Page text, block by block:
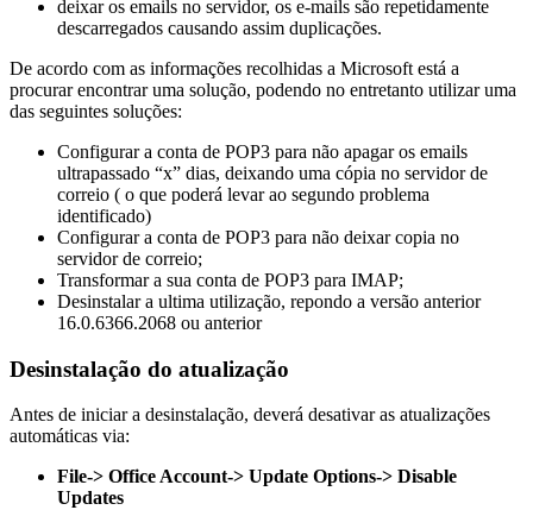
deixar os emails no servidor, os e-mails são repetidamente
descarregados causando assim duplicações.
De acordo com as informações recolhidas a Microsoft está a
procurar encontrar uma solução, podendo no entretanto utilizar uma
das seguintes soluções:
Configurar a conta de POP3 para não apagar os emails
ultrapassado “x” dias, deixando uma cópia no servidor de
correio ( o que poderá levar ao segundo problema
identificado)
Configurar a conta de POP3 para não deixar copia no
servidor de correio;
Transformar a sua conta de POP3 para IMAP;
Desinstalar a ultima utilização, repondo a versão anterior
16.0.6366.2068 ou anterior
Desinstalação do atualização
Antes de iniciar a desinstalação, deverá desativar as atualizações
automáticas via:
File-> Office Account-> Update Options-> Disable
Updates